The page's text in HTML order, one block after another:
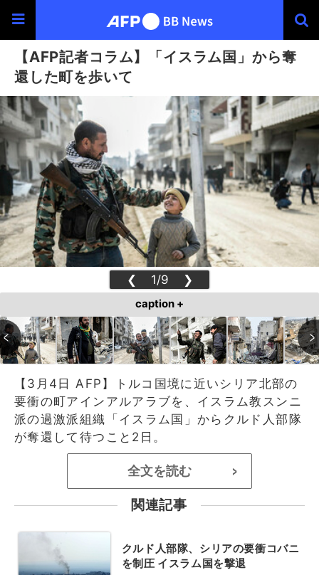
【AFP記者コラム】「イスラム国」から奪
還した町を歩いて
❮ 1/9 ❯
caption +
【3月4日 AFP】トルコ国境に近いシリア北部の
要衝の町アインアルアラブを、イスラム教スンニ
派の過激派組織「イスラム国」からクルド人部隊
が奪還して待つこと2日。
全文を読む >
関連記事
クルド人部隊、シリアの要衝コバニ
を制圧 イスラム国を撃退